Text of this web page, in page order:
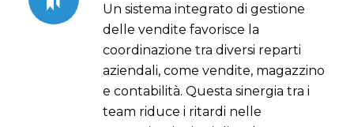
Un sistema integrato di gestione
delle vendite favorisce la
coordinazione tra diversi reparti
aziendali, come vendite, magazzino
e contabilità. Questa sinergia tra i
team riduce i ritardi nelle